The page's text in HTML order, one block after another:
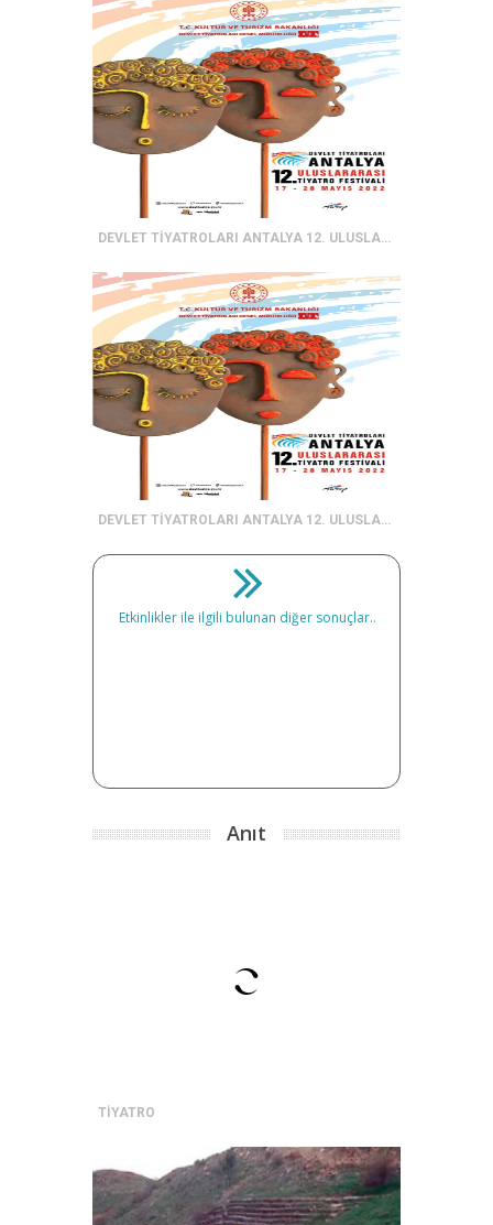
DEVLET TİYATROLARI ANTALYA 12. ULUSLARARASI TİYATRO FESTİVALİ
DEVLET TİYATROLARI ANTALYA 12. ULUSLARARASI TİYATRO FESTİVALİ
Etkinlikler ile ilgili bulunan diğer sonuçlar..
Anıt
TİYATRO